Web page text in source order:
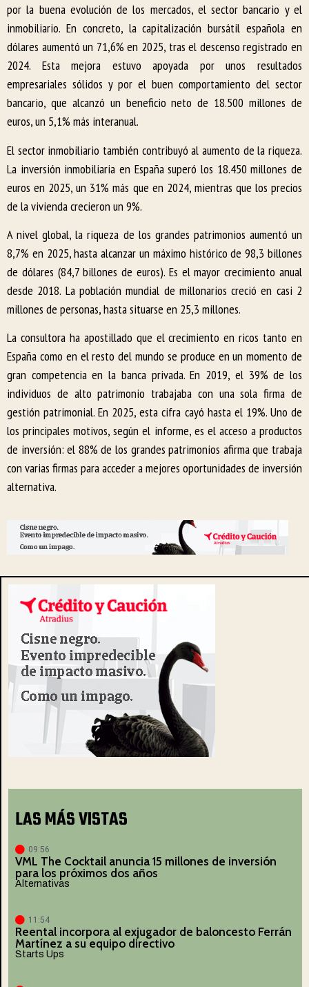
por la buena evolución de los mercados, el sector bancario y el
inmobiliario. En concreto, la capitalización bursátil española en
dólares aumentó un 71,6% en 2025, tras el descenso registrado en
2024. Esta mejora estuvo apoyada por unos resultados
empresariales sólidos y por el buen comportamiento del sector
bancario, que alcanzó un beneficio neto de 18.500 millones de
euros, un 5,1% más interanual.
El sector inmobiliario también contribuyó al aumento de la riqueza.
La inversión inmobiliaria en España superó los 18.450 millones de
euros en 2025, un 31% más que en 2024, mientras que los precios
de la vivienda crecieron un 9%.
A nivel global, la riqueza de los grandes patrimonios aumentó un
8,7% en 2025, hasta alcanzar un máximo histórico de 98,3 billones
de dólares (84,7 billones de euros). Es el mayor crecimiento anual
desde 2018. La población mundial de millonarios creció en casi 2
millones de personas, hasta situarse en 25,3 millones.
La consultora ha apostillado que el crecimiento en ricos tanto en
España como en el resto del mundo se produce en un momento de
gran competencia en la banca privada. En 2019, el 39% de los
individuos de alto patrimonio trabajaba con una sola firma de
gestión patrimonial. En 2025, esta cifra cayó hasta el 19%. Uno de
los principales motivos, según el informe, es el acceso a productos
de inversión: el 88% de los grandes patrimonios afirma que trabaja
con varias firmas para acceder a mejores oportunidades de inversión
alternativa.
LAS MÁS VISTAS
09:56
VML The Cocktail anuncia 15 millones de inversión
para los próximos dos años
Alternativas
11:54
Reental incorpora al exjugador de baloncesto Ferrán
Martínez a su equipo directivo
Starts Ups